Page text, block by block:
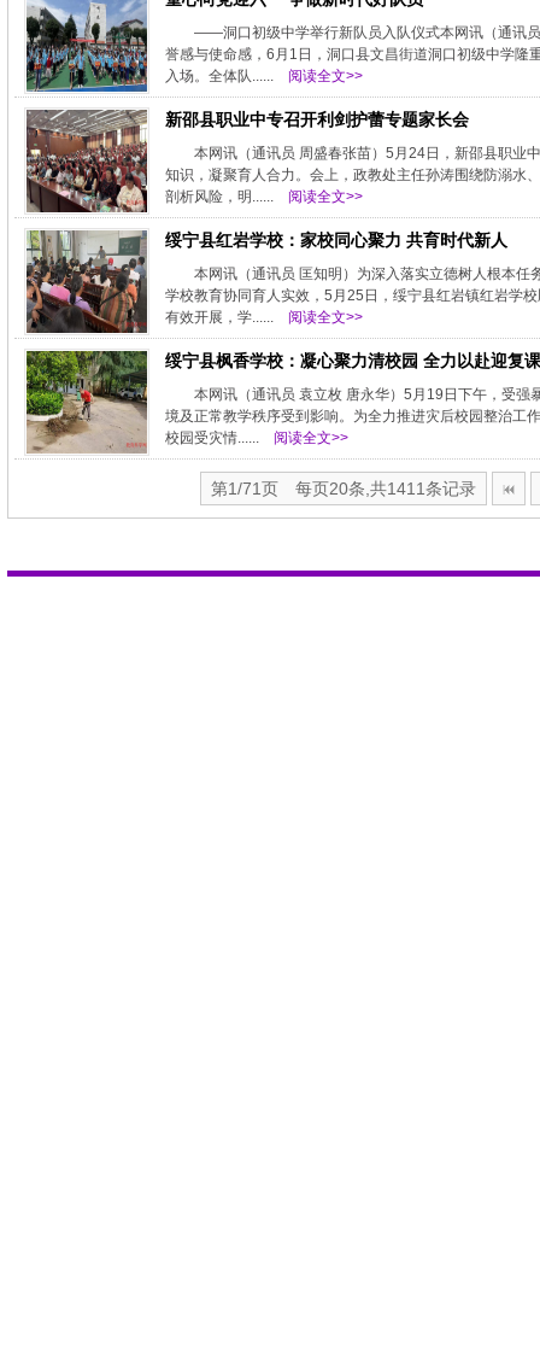
——洞口初级中学举行新队员入队仪式本网讯（通讯
誉感与使命感，6月1日，洞口县文昌街道洞口初级中学隆
入场。全体队......
阅读全文>>
新邵县职业中专召开利剑护蕾专题家长会
本网讯（通讯员 周盛春张苗）5月24日，新邵县职业
知识，凝聚育人合力。会上，政教处主任孙涛围绕防溺水
剖析风险，明......
阅读全文>>
绥宁县红岩学校：家校同心聚力 共育时代新人
本网讯（通讯员 匡知明）为深入落实立德树人根本
学校教育协同育人实效，5月25日，绥宁县红岩镇红岩学
有效开展，学......
阅读全文>>
绥宁县枫香学校：凝心聚力清校园 全力以赴迎复课
本网讯（通讯员 袁立枚 唐永华）5月19日下午，受
境及正常教学秩序受到影响。为全力推进灾后校园整治工
校园受灾情......
阅读全文>>
第1/71页 每页20条,共1411条记录